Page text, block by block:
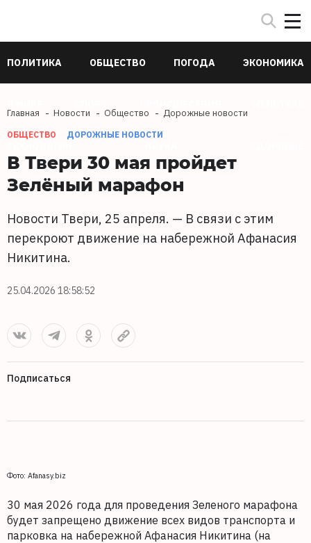
ПОЛИТИКА ОБЩЕСТВО ПОГОДА ЭКОНОМИКА
Главная Новости Общество Дорожные новости
ОБЩЕСТВО ДОРОЖНЫЕ НОВОСТИ
В Твери 30 мая пройдет
Зелёный марафон
Новости Твери, 25 апреля. — В связи с этим
перекроют движение на набережной Афанасия
Никитина.
25.04.2026 18:58:52
Подписаться
Фото: Afanasy.biz
30 мая 2026 года для проведения Зеленого марафона
будет запрещено движение всех видов транспорта и
парковка на набережной Афанасия Никитина (на